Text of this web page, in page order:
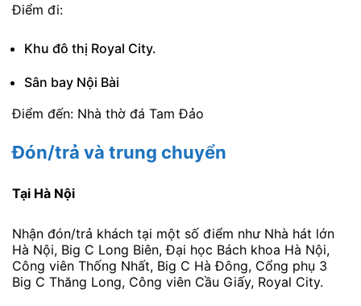
Điểm đi:
Khu đô thị Royal City.
Sân bay Nội Bài
Điểm đến: Nhà thờ đá Tam Đảo
Đón/trả và trung chuyển
Tại Hà Nội
Nhận đón/trả khách tại một số điểm như Nhà hát lớn
Hà Nội, Big C Long Biên, Đại học Bách khoa Hà Nội,
Công viên Thống Nhất, Big C Hà Đông, Cổng phụ 3
Big C Thăng Long, Công viên Cầu Giấy, Royal City.